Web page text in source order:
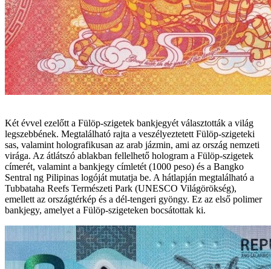
Két évvel ezelőtt a Fülöp-szigetek bankjegyét választották a világ
legszebbének. Megtalálható rajta a veszélyeztetett Fülöp-szigeteki
sas, valamint holografikusan az arab jázmin, ami az ország nemzeti
virága. Az átlátszó ablakban fellelhető hologram a Fülöp-szigetek
címerét, valamint a bankjegy címletét (1000 peso) és a Bangko
Sentral ng Pilipinas logóját mutatja be. A hátlapján megtalálható a
Tubbataha Reefs Természeti Park (UNESCO Világörökség),
emellett az országtérkép és a dél-tengeri gyöngy. Ez az első polimer
bankjegy, amelyet a Fülöp-szigeteken bocsátottak ki.